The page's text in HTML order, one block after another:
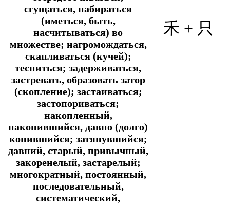
сгущаться, набираться
(иметься, быть,
насчитываться) во
множестве; нагромождаться,
скапливаться (кучей);
тесниться; задерживаться,
застревать, образовать затор
(скопление); застаиваться;
застопориваться;
накопленный,
накопившийся, давно (долго)
копившийся; затянувшийся;
давний, старый, привычный,
закоренелый, застарелый;
многократный, постоянный,
последовательный,
систематический,
禾 + 只